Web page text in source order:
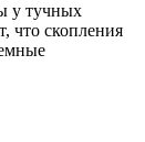
у тучных
что скопления